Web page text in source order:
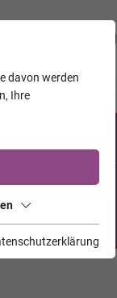
<<
davon werden
Ihre